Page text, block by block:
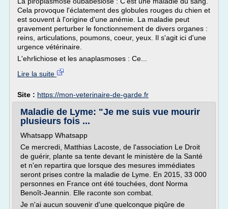
Cela provoque l'éclatement des globules rouges du chien et
est souvent à l'origine d'une anémie. La maladie peut
gravement perturber le fonctionnement de divers organes :
reins, articulations, poumons, coeur, yeux. Il s'agit ici d'une
urgence vétérinaire.
L'ehrlichiose et les anaplasmoses : Ce...
Lire la suite
Site : https://mon-veterinaire-de-garde.fr
Maladie de Lyme: "Je me suis vue mourir
plusieurs fois ...
Whatsapp Whatsapp
Ce mercredi, Matthias Lacoste, de l'association Le Droit
de guérir, plante sa tente devant le ministère de la Santé
et n'en repartira que lorsque des mesures immédiates
seront prises contre la maladie de Lyme. En 2015, 33 000
personnes en France ont été touchées, dont Norma
Benoît-Jeannin. Elle raconte son combat.
Je n'ai aucun souvenir d'une quelconque piqûre de